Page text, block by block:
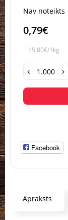
Nav noteikts
0,79€
15.80€/1kg
Facebook
Apraksts